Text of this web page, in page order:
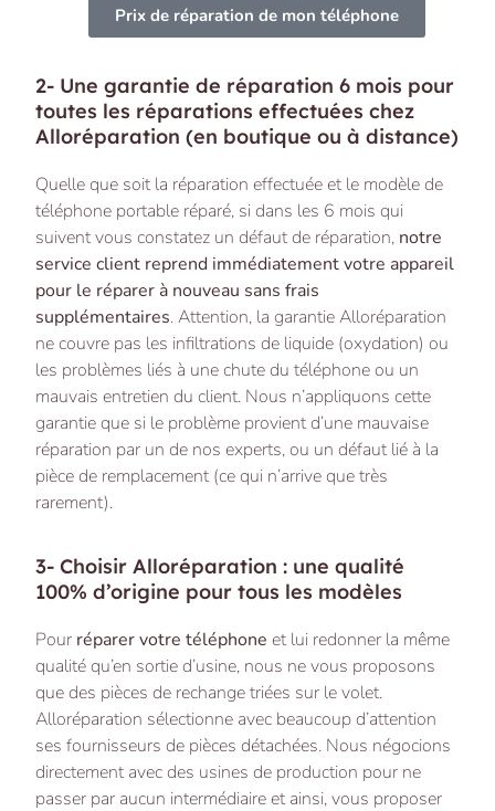
Prix de réparation de mon téléphone
2- Une garantie de réparation 6 mois pour
toutes les réparations effectuées chez
Alloréparation (en boutique ou à distance)
Quelle que soit la réparation effectuée et le modèle de
téléphone portable réparé, si dans les 6 mois qui
suivent vous constatez un défaut de réparation, notre
service client reprend immédiatement votre appareil
pour le réparer à nouveau sans frais
supplémentaires. Attention, la garantie Alloréparation
ne couvre pas les infiltrations de liquide (oxydation) ou
les problèmes liés à une chute du téléphone ou un
mauvais entretien du client. Nous n’appliquons cette
garantie que si le problème provient d’une mauvaise
réparation par un de nos experts, ou un défaut lié à la
pièce de remplacement (ce qui n’arrive que très
rarement).
3- Choisir Alloréparation : une qualité
100% d’origine pour tous les modèles
Pour réparer votre téléphone et lui redonner la même
qualité qu’en sortie d’usine, nous ne vous proposons
que des pièces de rechange triées sur le volet.
Alloréparation sélectionne avec beaucoup d’attention
ses fournisseurs de pièces détachées. Nous négocions
directement avec des usines de production pour ne
passer par aucun intermédiaire et ainsi, vous proposer